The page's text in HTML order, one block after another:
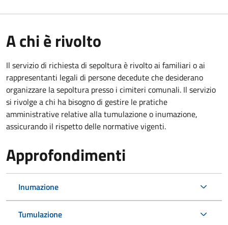
A chi è rivolto
Il servizio di richiesta di sepoltura è rivolto ai familiari o ai
rappresentanti legali di persone decedute che desiderano
organizzare la sepoltura presso i cimiteri comunali. Il servizio
si rivolge a chi ha bisogno di gestire le pratiche
amministrative relative alla tumulazione o inumazione,
assicurando il rispetto delle normative vigenti.
Approfondimenti
Inumazione
Tumulazione